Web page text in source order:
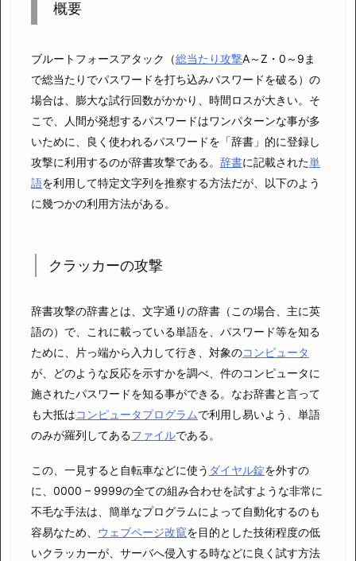
概要
ブルートフォースアタック（総当たり攻撃A～Z・0～9ま
で総当たりでパスワードを打ち込みパスワードを破る）の
場合は、膨大な試行回数がかかり、時間ロスが大きい。そ
こで、人間が発想するパスワードはワンパターンな事が多
いために、良く使われるパスワードを「辞書」的に登録し
攻撃に利用するのが辞書攻撃である。 辞書に記載された単
語を利用して特定文字列を推察する方法だが、以下のよう
に幾つかの利用方法がある。
クラッカーの攻撃
辞書攻撃の辞書とは、文字通りの辞書（この場合、主に英
語の）で、これに載っている単語を、パスワード等を知る
ために、片っ端から入力して行き、対象のコンピュータ
が、どのような反応を示すかを調べ、件のコンピュータに
施されたパスワードを知る事ができる。なお辞書と言って
も大抵はコンピュータプログラムで利用し易いよう、単語
のみが羅列してあるファイルである。
この、一見すると自転車などに使う ダイヤル錠を外すの
に、0000 – 9999の全ての組み合わせを試すような非常に
不毛な手法は、簡単なプログラムによって自動化するのも
容易なため、 ウェブページ改竄を目的とした技術程度の低
いクラッカーが、サーバへ侵入する時などに良く試す方法